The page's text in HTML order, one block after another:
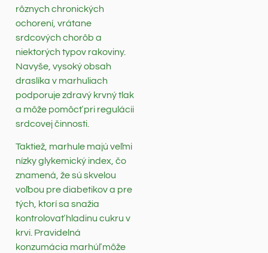
rôznych chronických
ochorení, vrátane
srdcových chorôb a
niektorých typov rakoviny.
Navyše, vysoký obsah
draslíka v marhuliach
podporuje zdravý krvný tlak
a môže pomôcť pri regulácii
srdcovej činnosti.
Taktiež, marhule majú veľmi
nízky glykemický index, čo
znamená, že sú skvelou
voľbou pre diabetikov a pre
tých, ktorí sa snažia
kontrolovať hladinu cukru v
krvi. Pravidelná
konzumácia marhúľ môže